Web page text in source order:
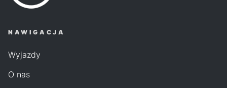
NAWIGACJA
Wyjazdy
O nas